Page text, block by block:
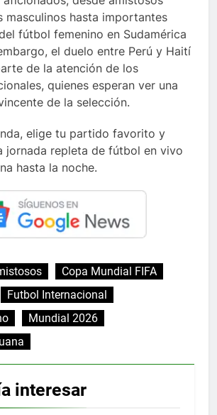
masculinos hasta importantes
fútbol femenino en Sudamérica
el duelo entre Perú y Haití
de la atención de los
quienes esperan ver una
de la selección.
elige tu partido favorito y
jornada repleta de fútbol en vivo
hasta la noche.
Copa Mundial FIFA
Futbol Internacional
Mundial 2026
interesar